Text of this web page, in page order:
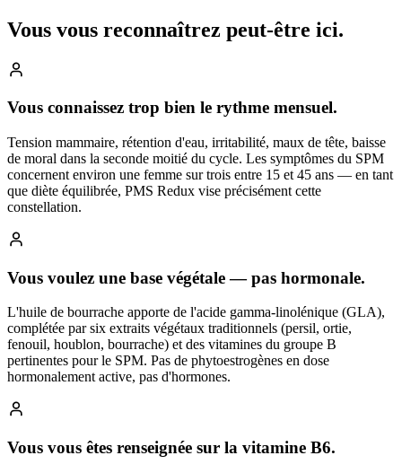
Vous vous reconnaîtrez peut-être ici.
Vous connaissez trop bien le rythme mensuel.
Tension mammaire, rétention d'eau, irritabilité, maux de tête, baisse
de moral dans la seconde moitié du cycle. Les symptômes du SPM
concernent environ une femme sur trois entre 15 et 45 ans — en tant
que diète équilibrée, PMS Redux vise précisément cette
constellation.
Vous voulez une base végétale — pas hormonale.
L'huile de bourrache apporte de l'acide gamma-linolénique (GLA),
complétée par six extraits végétaux traditionnels (persil, ortie,
fenouil, houblon, bourrache) et des vitamines du groupe B
pertinentes pour le SPM. Pas de phytoestrogènes en dose
hormonalement active, pas d'hormones.
Vous vous êtes renseignée sur la vitamine B6.